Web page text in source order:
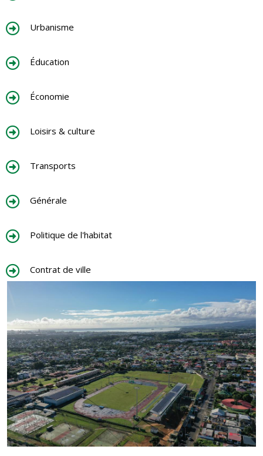
Urbanisme
Éducation
Économie
Loisirs & culture
Transports
Générale
Politique de l'habitat
Contrat de ville